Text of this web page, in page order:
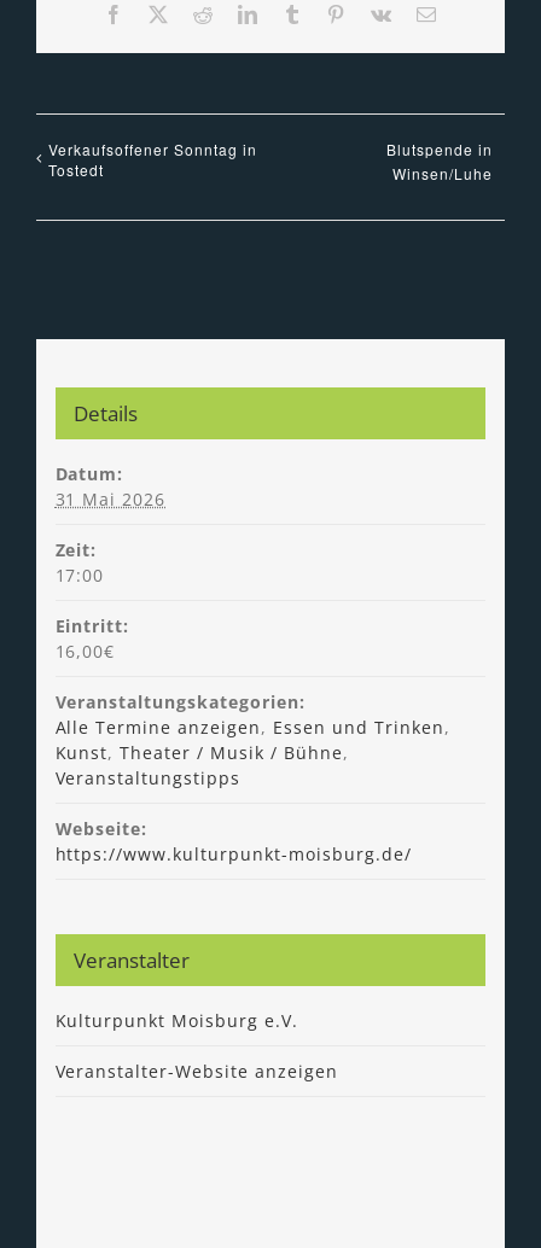
Facebook RedditLinkedIn
TumblrPinterest
Vk
Verkaufsoffener Sonntag in
Tostedt
Blutspende in
Winsen/Luhe
Details
Datum:
31 Mai 2026
Zeit:
17:00
Eintritt:
16,00€
Veranstaltungskategorien:
Alle Termine anzeigen, Essen und Trinken,
Kunst,Theater / Musik / Bühne,
Veranstaltungstipps
Webseite:
https://www.kulturpunkt-moisburg.de/
Veranstalter
Kulturpunkt Moisburg e.V.
Veranstalter-Website anzeigen